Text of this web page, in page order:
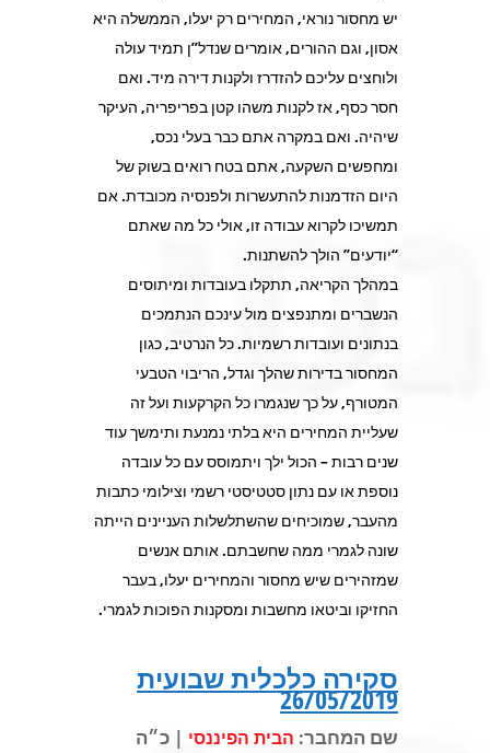
יש מחסור נוראי, המחירים רק יעלו, הממשלה היא
אסון, וגם ההורים, אומרים שנדל”ן תמיד עולה
ולוחצים עליכם להזדרז ולקנות דירה מיד. ואם
חסר כסף, אז לקנות משהו קטן בפריפריה, העיקר
שיהיה. ואם במקרה אתם כבר בעלי נכס,
ומחפשים השקעה, אתם בטח רואים בשוק של
היום הזדמנות להתעשרות ולפנסיה מכובדת. אם
תמשיכו לקרוא עבודה זו, אולי כל מה שאתם
“יודעים” הולך להשתנות.
במהלך הקריאה, תתקלו בעובדות ומיתוסים
הנשברים ומתנפצים מול עינכם הנתמכים
בנתונים ועובדות רשמיות. כל הנרטיב, כגון
המחסור בדירות שהלך וגדל, הריבוי הטבעי
המטורף, על כך שנגמרו כל הקרקעות ועל זה
שעליית המחירים היא בלתי נמנעת ותימשך עוד
שנים רבות – הכול ילך ויתמוסס עם כל עובדה
נוספת או עם נתון סטטיסטי רשמי וצילומי כתבות
מהעבר, שמוכיחים שהשתלשלות העניינים הייתה
שונה לגמרי ממה שחשבתם. אותם אנשים
שמזהירים שיש מחסור והמחירים יעלו, בעבר
החזיקו וביטאו מחשבות ומסקנות הפוכות לגמרי.
סקירה כלכלית שבועית
26/05/2019
שם המחבר: הבית הפיננסי | כ״ה